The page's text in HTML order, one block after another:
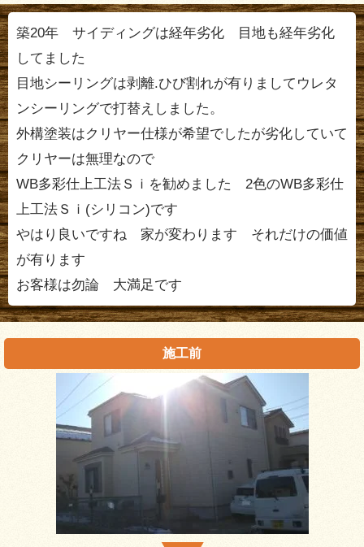
築20年 サイディングは経年劣化 目地も経年劣化
してました
目地シーリングは剥離.ひび割れが有りましてウレタ
ンシーリングで打替えしました。
外構塗装はクリヤー仕様が希望でしたが劣化していて
クリヤーは無理なので
WB多彩仕上工法Ｓｉを勧めました 2色のWB多彩仕
上工法Ｓｉ(シリコン)です
やはり良いですね 家が変わります それだけの価値
が有ります
お客様は勿論 大満足です